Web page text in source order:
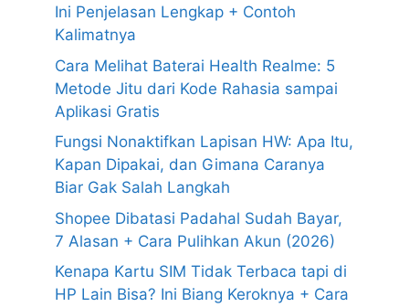
Ini Penjelasan Lengkap + Contoh
Kalimatnya
Cara Melihat Baterai Health Realme: 5
Metode Jitu dari Kode Rahasia sampai
Aplikasi Gratis
Fungsi Nonaktifkan Lapisan HW: Apa Itu,
Kapan Dipakai, dan Gimana Caranya
Biar Gak Salah Langkah
Shopee Dibatasi Padahal Sudah Bayar,
7 Alasan + Cara Pulihkan Akun (2026)
Kenapa Kartu SIM Tidak Terbaca tapi di
HP Lain Bisa? Ini Biang Keroknya + Cara